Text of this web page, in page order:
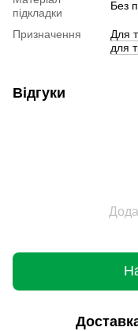
підкладки
Без
Призначення
Для
для
Відгуки